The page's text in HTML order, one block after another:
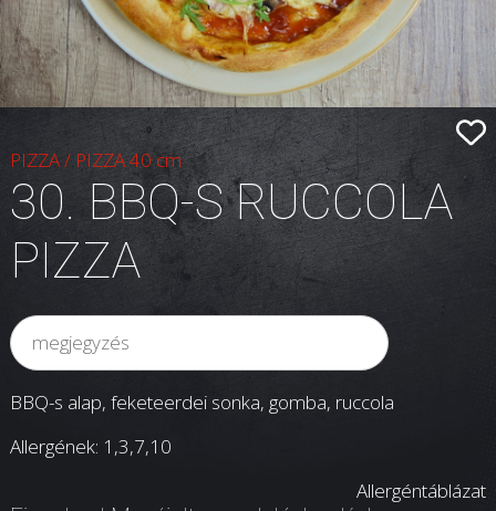
PIZZA/ PIZZA 40 cm
30. BBQ-S RUCCOLA
PIZZA
BBQ-s alap, feketeerdei sonka, gomba, ruccola
Allergének: 1,3,7,10
Allergéntáblázat